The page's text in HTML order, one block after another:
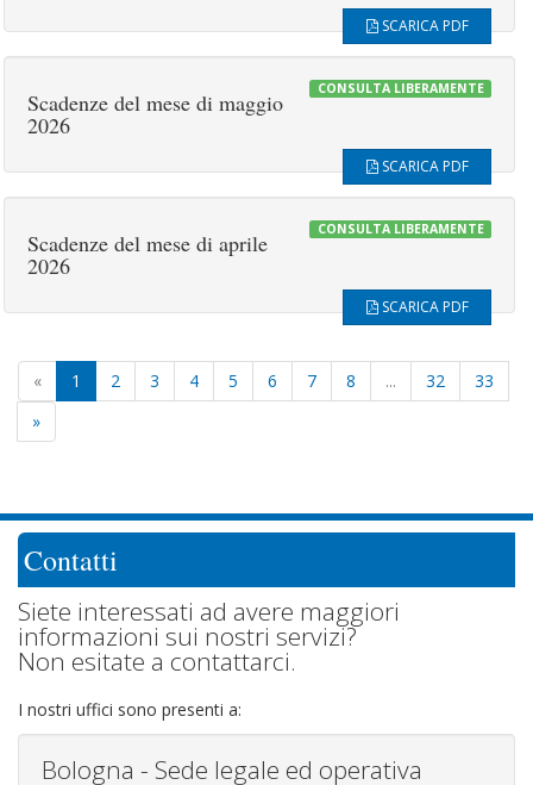
SCARICA PDF
CONSULTA LIBERAMENTE
Scadenze del mese di maggio
2026
SCARICA PDF
CONSULTA LIBERAMENTE
Scadenze del mese di aprile
2026
SCARICA PDF
« 1 2 3 4 5 6 7 8 ... 32
33
»
Contatti
Siete interessati ad avere maggiori
informazioni sui nostri servizi?
Non esitate a contattarci.
I nostri uffici sono presenti a:
Bologna - Sede legale ed operativa